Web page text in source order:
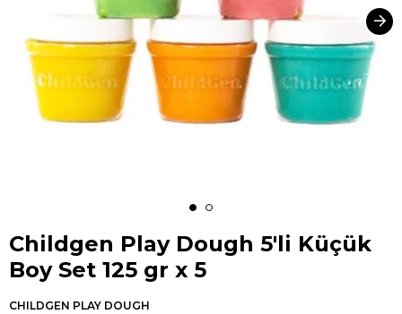
Childgen Play Dough 5'li Küçük
Boy Set 125 gr x 5
CHILDGEN PLAY DOUGH